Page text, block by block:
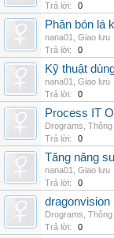
Trả lời:
0
Phân bón lá
nana01
Giao lưu
Trả lời:
0
Kỹ thuật
nana01
Giao lưu
Trả lời:
0
Process IT
Drograms
Trả lời:
0
Tăng năng
nana01
Giao lưu
Trả lời:
0
dragonvision
Drograms
Trả lời:
0